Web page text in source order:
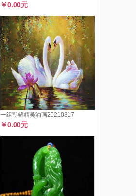
￥0.00元
一组朝鲜精美油画20210317
￥0.00元